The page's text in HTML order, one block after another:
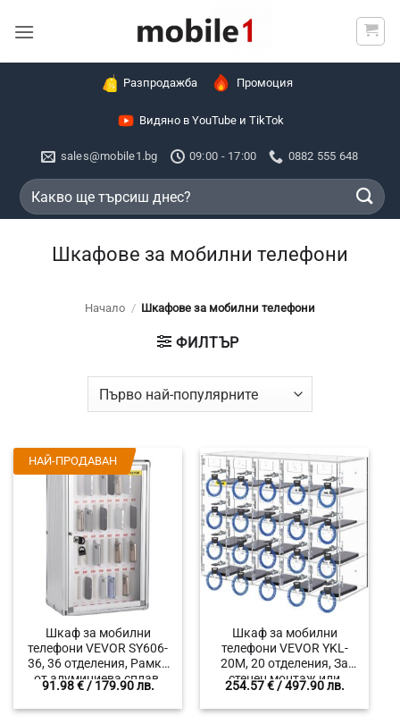
Разпродажба Промоция
Видяно в YouTube и TikTok
sales@mobile1.bg 09:00 - 17:00 0882 555 648
Търсене
за:
Шкафове за мобилни телефони
Начало / Шкафове за мобилни телефони
ФИЛТЪР
Шкаф за мобилни
телефони VEVOR SY606-
36, 36 отделения, Рамка
от алуминиева сплав,
Влагоустойчив и
устойчив на натиск
91.98€/ 179.90 лв.
НАЙ-ПРОДАВАН
Шкаф за мобилни
телефони VEVOR YKL-
20M, 20 отделения, За
стенен монтаж или
свободно поставяне,
Плексиглас с висока
254.57€/ 497.90 лв.